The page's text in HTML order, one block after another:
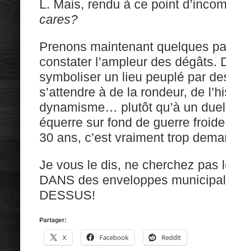
L. Mais, rendu à ce point
cares?
Prenons maintenant quelques
constater l’ampleur des dégâts.
symboliser un lieu peuplé par
s’attendre à de la rondeur, de
dynamisme… plutôt qu’à un
équerre sur fond de guerre
30 ans, c’est vraiment trop
Je vous le dis, ne cherchez pas
DANS des enveloppes
DESSUS!
Partager:
X Facebook Reddit